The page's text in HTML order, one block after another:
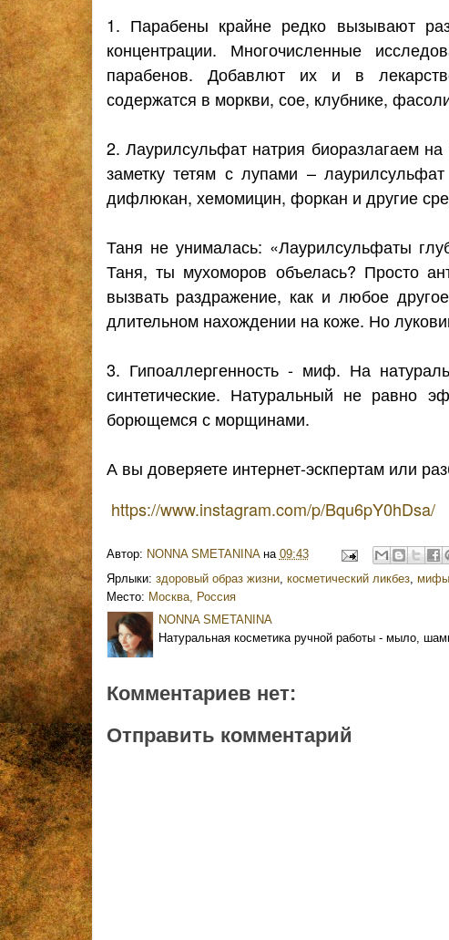
1. Парабены крайне редко вызывают
концентрации. Многочисленные
парабенов. Добавлют их и в
содержатся в моркви, сое, клубнике,
2. Лаурилсульфат натрия биоразлагаем
заметку тетям с лупами –
дифлюкан, хемомицин, форкан и другие
Таня не унималась: «Лаурилсульфаты
Таня, ты мухоморов объелась? Просто
вызвать раздражение, как и любое
длительном нахождении на коже. Но
3. Гипоаллергенность - миф. На
синтетические. Натуральный не равно
борющемся с морщинами.
А вы доверяете интернет-эскпертам или
https://www.instagram.com/p/Bqu6pY0hDsa/
Автор: NONNA SMETANINA на 09:43
Ярлыки: здоровый образ жизни, косметический ликбез, мифы
Место: Москва, Россия
NONNA SMETANINA
Натуральная косметика ручной работы - мыло,
Комментариев нет:
Отправить комментарий